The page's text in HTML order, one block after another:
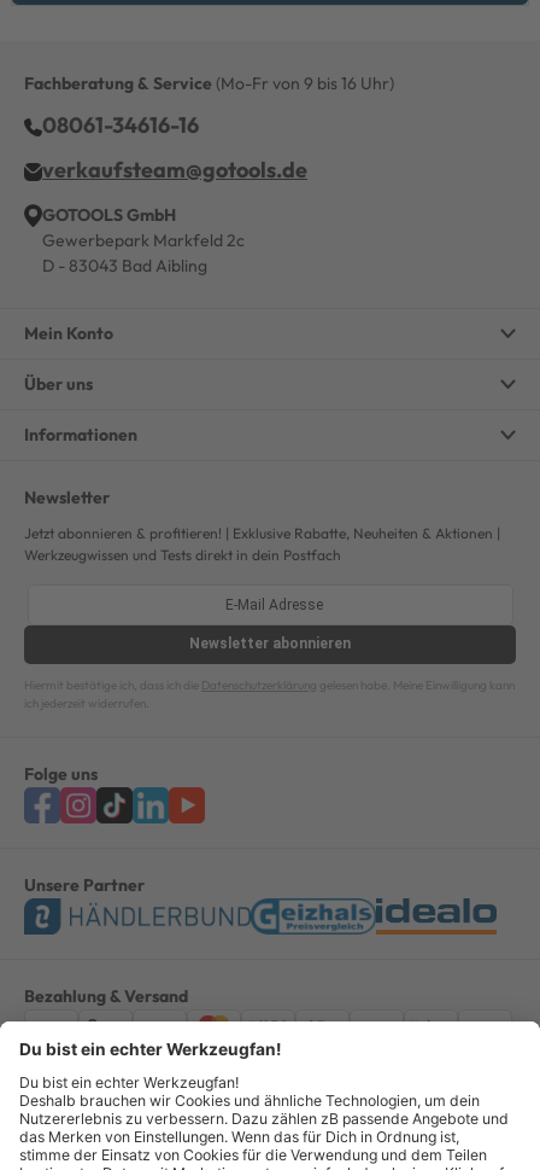
Fachberatung & Service (Mo-Fr von 9 bis 16 Uhr)
08061-34616-16
verkaufsteam@gotools.de
GOTOOLS GmbH
Gewerbepark Markfeld 2c
D - 83043 Bad Aibling
Mein Konto
Über uns
Informationen
Newsletter
Jetzt abonnieren & profitieren! | Exklusive Rabatte, Neuheiten & Aktionen |
Werkzeugwissen und Tests direkt in dein Postfach
Newsletter abonnieren
Hiermit bestätige ich, dass ich die Datenschutzerklärung gelesen habe. Meine Einwilligung kann
ich jederzeit widerrufen.
Folge uns
Unsere Partner
Bezahlung & Versand
ImpressumAGBDatenschutzWiderruf Vertrag widerrufen
Alle Preise verstehen sich inkl. ges. MwSt. *Kostenloser Versand innerhalb